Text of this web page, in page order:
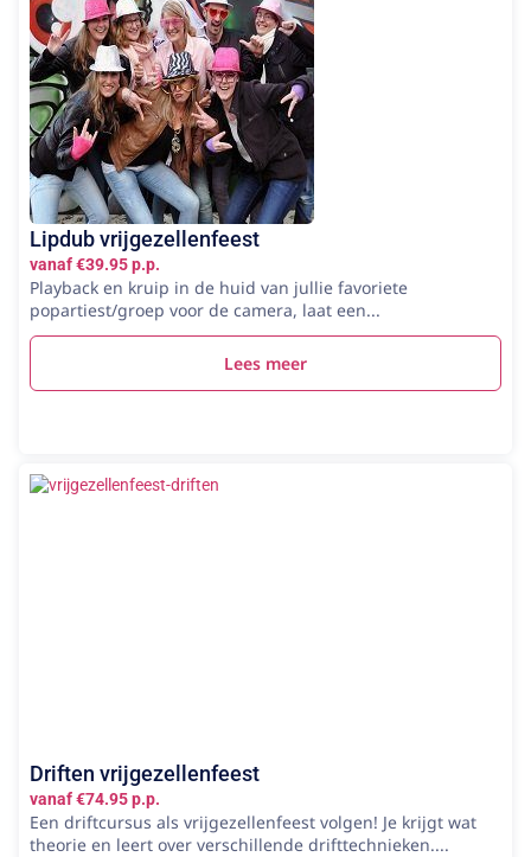
Lipdub vrijgezellenfeest
vanaf €39.95 p.p.
Playback en kruip in de huid van jullie favoriete
popartiest/groep voor de camera, laat een...
Lees meer
Driften vrijgezellenfeest
vanaf €74.95 p.p.
Een driftcursus als vrijgezellenfeest volgen! Je krijgt wat
theorie en leert over verschillende drifttechnieken....